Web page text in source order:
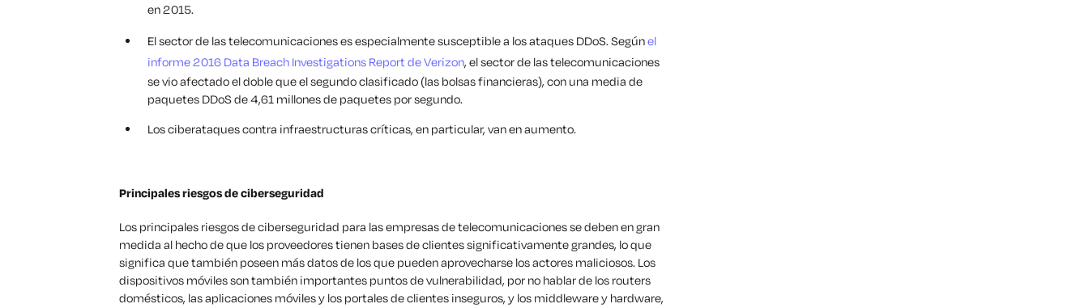
en 2015.
El sector de las telecomunicaciones es especialmente susceptible a los ataques DDoS. Segúnel
informe 2016 Data Breach Investigations Report de Verizon, el sector de las telecomunicaciones
se vio afectado el doble que el segundo clasificado (las bolsas financieras), con una media de
paquetes DDoS de 4,61 millones de paquetes por segundo.
Los ciberataques contra infraestructuras críticas, en particular, van en aumento.
Principales riesgos de ciberseguridad
Los principales riesgos de ciberseguridad para las empresas de telecomunicaciones se deben en gran
medida al hecho de que los proveedores tienen bases de clientes significativamente grandes, lo que
significa que también poseen más datos de los que pueden aprovecharse los actores maliciosos. Los
dispositivos móviles son también importantes puntos de vulnerabilidad, por no hablar de los routers
domésticos, las aplicaciones móviles y los portales de clientes inseguros, y los middleware y hardware,